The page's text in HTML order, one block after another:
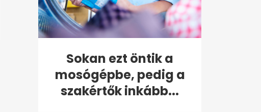
Sokan ezt öntik a
mosógépbe, pedig a
szakértők inkább...